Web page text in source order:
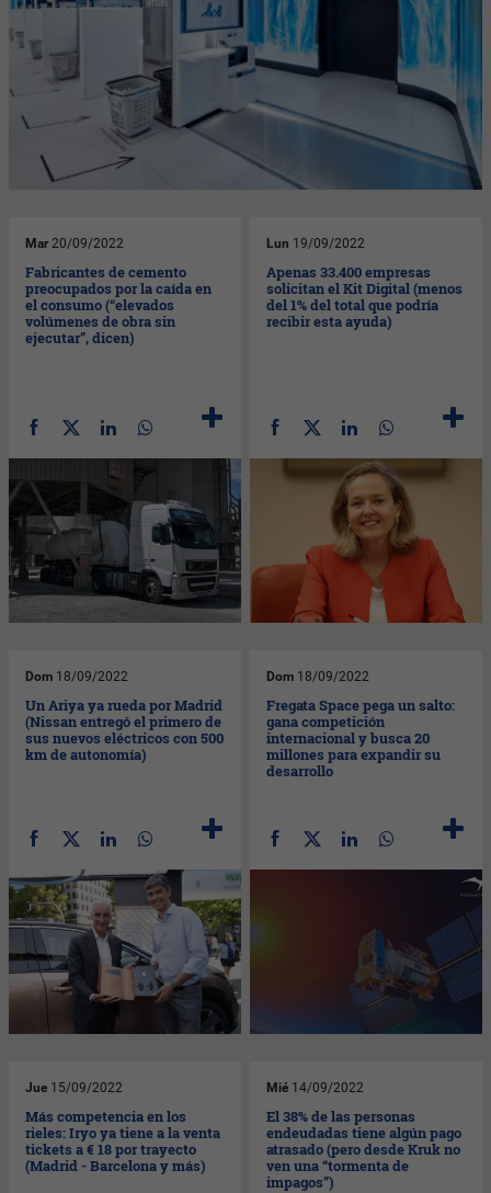
Mar 20/09/2022
Fabricantes de cemento
preocupados por la caída en
el consumo (“elevados
volúmenes de obra sin
ejecutar”, dicen)
Lun 19/09/2022
Apenas 33.400 empresas
solicitan el Kit Digital (menos
del 1% del total que podría
recibir esta ayuda)
Dom 18/09/2022
Un Ariya ya rueda por Madrid
(Nissan entregó el primero de
sus nuevos eléctricos con 500
km de autonomía)
Dom 18/09/2022
Fregata Space pega un salto:
gana competición
internacional y busca 20
millones para expandir su
desarrollo
Jue 15/09/2022
Más competencia en los
rieles: Iryo ya tiene a la venta
tickets a € 18 por trayecto
(Madrid - Barcelona y más)
Mié 14/09/2022
El 38% de las personas
endeudadas tiene algún pago
atrasado (pero desde Kruk no
ven una “tormenta de
impagos”)